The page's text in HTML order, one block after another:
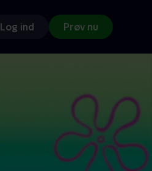
Log ind Prøv nu